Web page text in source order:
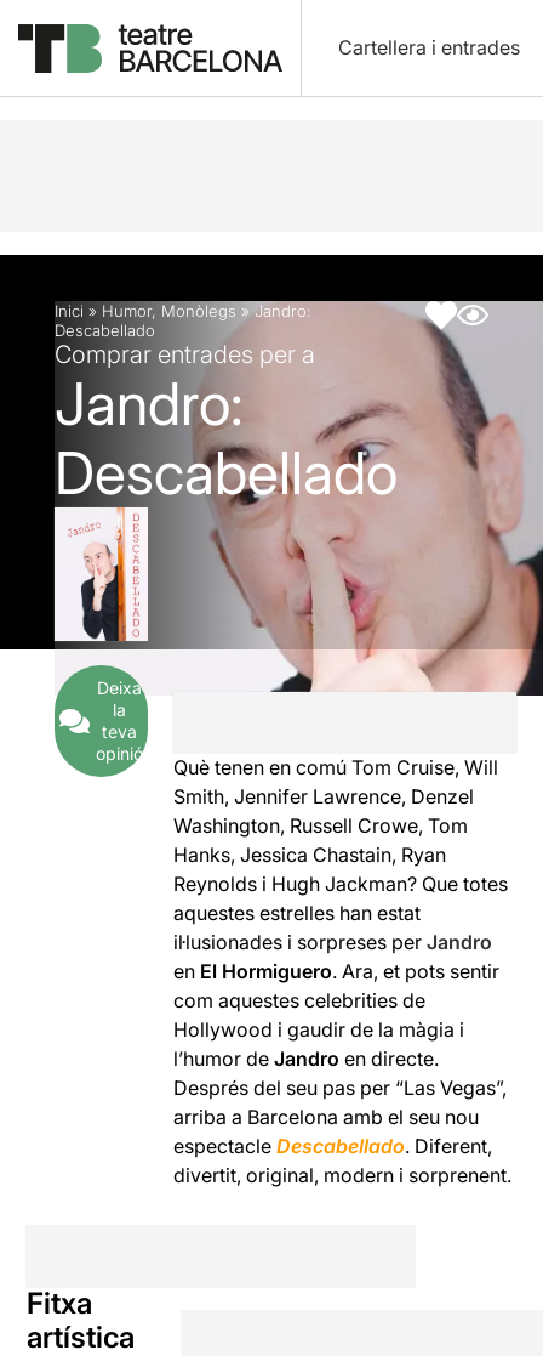
Cartellera i entrades
Descripció Fitxa artística
Inici » Humor, Monòlegs » Jandro:
Descabellado
Comprar entrades per a
Jandro:
Descabellado
Deixa
la
teva
opinió
Què tenen en comú Tom Cruise, Will
Smith, Jennifer Lawrence, Denzel
Washington, Russell Crowe, Tom
Hanks, Jessica Chastain, Ryan
Reynolds i Hugh Jackman? Que totes
aquestes estrelles han estat
il·lusionades i sorpreses perJandro
en El Hormiguero. Ara, et pots sentir
com aquestes celebrities de
Hollywood i gaudir de la màgia i
l’humor deJandro en directe.
Després del seu pas per “Las Vegas”,
arriba a Barcelona amb el seu nou
espectacleDescabellado. Diferent,
divertit, original, modern i sorprenent.
Fitxa
artística